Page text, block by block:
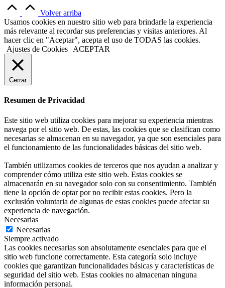
Volver arriba
Usamos cookies en nuestro sitio web para brindarle la experiencia
más relevante al recordar sus preferencias y visitas anteriores. Al
hacer clic en "Aceptar", acepta el uso de TODAS las cookies.
Ajustes de Cookies
ACEPTAR
Cerrar
Resumen de Privacidad
Este sitio web utiliza cookies para mejorar su experiencia mientras
navega por el sitio web. De estas, las cookies que se clasifican como
necesarias se almacenan en su navegador, ya que son esenciales para
el funcionamiento de las funcionalidades básicas del sitio web.
También utilizamos cookies de terceros que nos ayudan a analizar y
comprender cómo utiliza este sitio web. Estas cookies se
almacenarán en su navegador solo con su consentimiento. También
tiene la opción de optar por no recibir estas cookies. Pero la
exclusión voluntaria de algunas de estas cookies puede afectar su
experiencia de navegación.
Necesarias
Necesarias
Siempre activado
Las cookies necesarias son absolutamente esenciales para que el
sitio web funcione correctamente. Esta categoría solo incluye
cookies que garantizan funcionalidades básicas y características de
seguridad del sitio web. Estas cookies no almacenan ninguna
información personal.